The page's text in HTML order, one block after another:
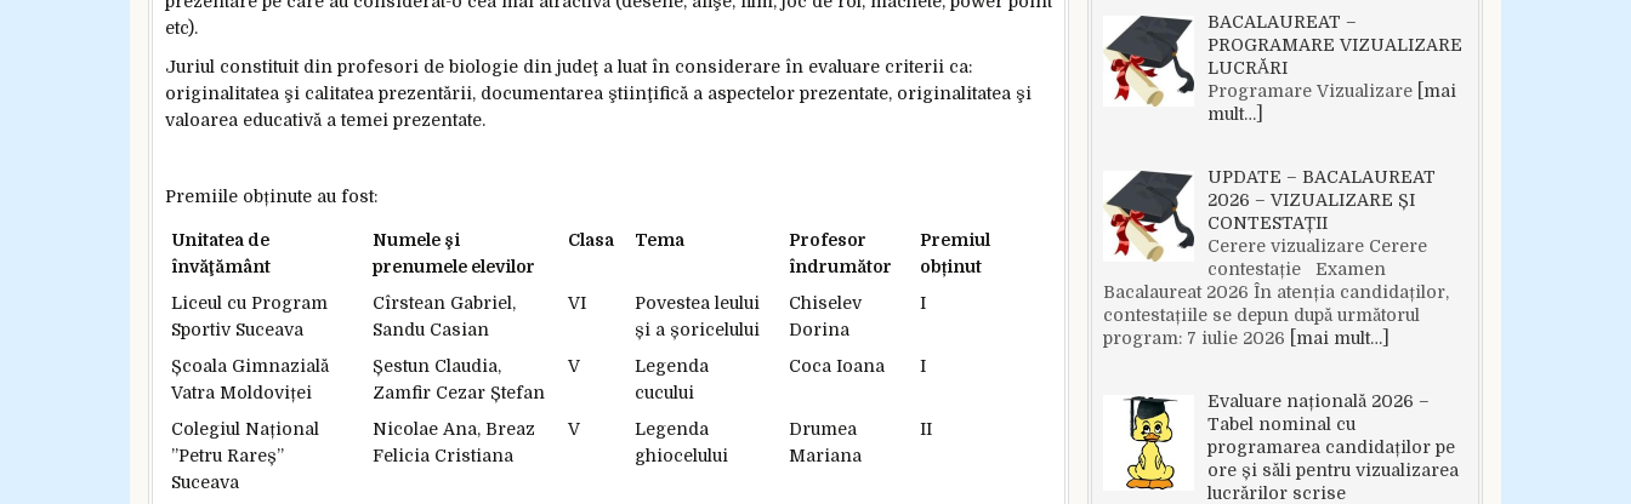
etc).
Juriul constituit din profesori de biologie din judeţ a luat în considerare în evaluare criterii ca:
originalitatea şi calitatea prezentării, documentarea ştiinţifică a aspectelor prezentate, originalitatea şi
valoarea educativă a temei prezentate.
Premiile obținute au fost:
Unitatea de
învăţământ
Numele şi
prenumele elevilor
Clasa Tema
Profesor
îndrumător
Premiul
obținut
Liceul cu Program
Sportiv Suceava
Cîrstean Gabriel,
Sandu Casian
VI
Povestea leului
și a șoricelului
Chiselev
Dorina
I
Școala Gimnazială
Vatra Moldoviței
Șestun Claudia,
Zamfir Cezar Ștefan
V
Legenda
cucului
Coca Ioana I
Colegiul Național
”Petru Rareș”
Suceava
Nicolae Ana, Breaz
Felicia Cristiana
V
Legenda
ghiocelului
Drumea
Mariana
II
BACALAUREAT –
PROGRAMARE VIZUALIZARE
LUCRĂRI
Programare Vizualizare[mai
mult…]
UPDATE – BACALAUREAT
2026 – VIZUALIZARE ȘI
CONTESTAȚII
Cerere vizualizare Cerere
contestație Examen
Bacalaureat 2026 În atenția candidaților,
contestațiile se depun după următorul
program: 7 iulie 2026
[mai mult…]
Evaluare națională 2026 –
Tabel nominal cu
programarea candidaților pe
ore și săli pentru vizualizarea
lucrărilor scrise